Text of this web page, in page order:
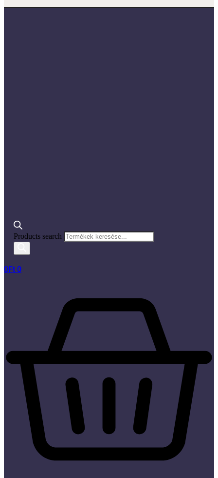
Products search
0Ft 0